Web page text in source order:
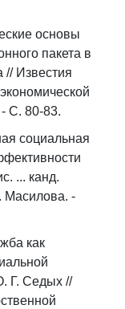
основы
пакета в
// Известия
С. 80-83.
социальная
... канд.
Масилова. -
как
Г. Седых //